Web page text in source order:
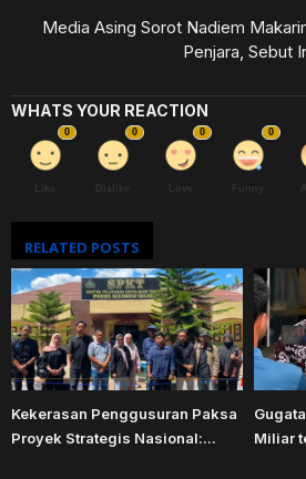
Media Asing Sorot Nadiem
Penjara, Sebut
WHATS YOUR REACTION
0
Like
0
Dislike
0
Love
0
Funny
RELATED POSTS
Kekerasan Penggusuran Paksa
Proyek Strategis Nasional:...
Miliar